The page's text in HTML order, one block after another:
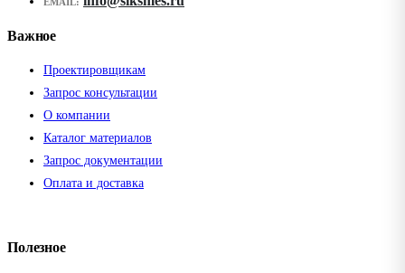
Важное
Проектировщикам
Запрос консультации
О компании
Каталог материалов
Запрос документации
Оплата и доставка
Полезное